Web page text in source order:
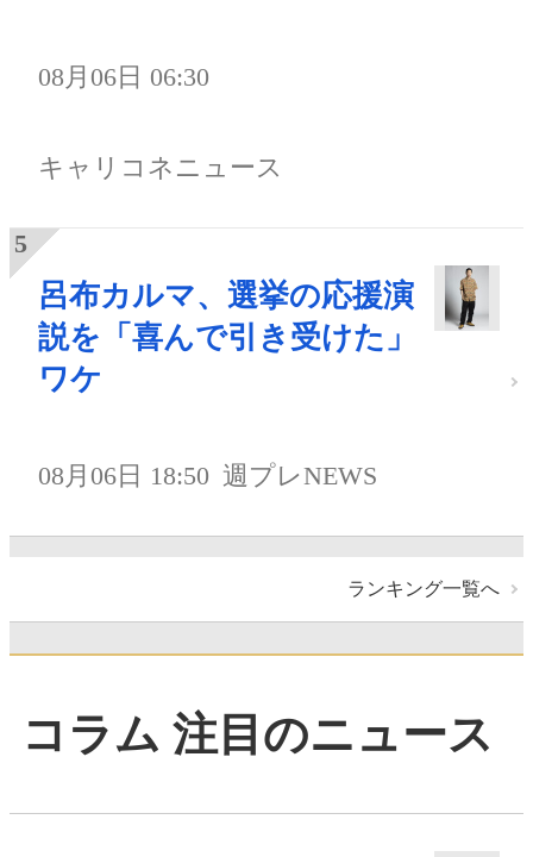
08月06日 06:30
キャリコネニュース
呂布カルマ、選挙の応援演
説を「喜んで引き受けた」
ワケ
08月06日 18:50 週プレNEWS
ランキング一覧へ
コラム 注目のニュース